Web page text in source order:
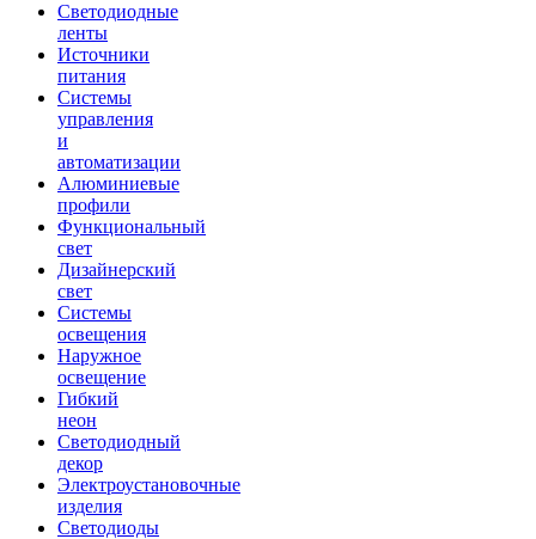
Светодиодные
ленты
Источники
питания
Системы
управления
и
автоматизации
Алюминиевые
профили
Функциональный
свет
Дизайнерский
свет
Системы
освещения
Наружное
освещение
Гибкий
неон
Светодиодный
декор
Электроустановочные
изделия
Светодиоды